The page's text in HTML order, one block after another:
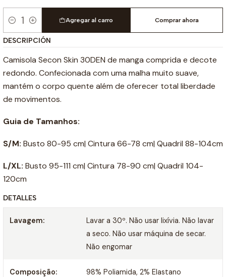
Cantidad
Agregar al carro Comprar ahora
DESCRIPCIÓN
Camisola Secon Skin 30DEN de manga comprida e decote
redondo. Confecionada com uma malha muito suave,
mantém o corpo quente além de oferecer total liberdade
de movimentos.
Guia de Tamanhos:
S/M: Busto 80-95 cm| Cintura 66-78 cm| Quadril 88-104cm
L/XL: Busto 95-111 cm| Cintura 78-90 cm| Quadril 104-
120cm
DETALLES
Lavagem:
Lavar a 30º. Não usar lixívia. Não lavar
a seco. Não usar máquina de secar.
Não engomar
Composição: 98% Poliamida, 2% Elastano